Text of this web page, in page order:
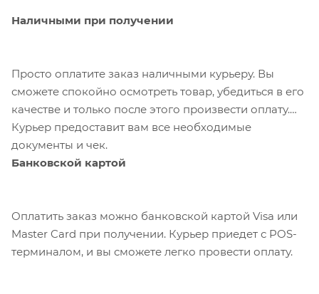
Наличными при получении
Просто оплатите заказ наличными курьеру. Вы
сможете спокойно осмотреть товар, убедиться в его
качестве и только после этого произвести оплату.
Курьер предоставит вам все необходимые
документы и чек.
Банковской картой
Оплатить заказ можно банковской картой Visa или
Master Card при получении. Курьер приедет с POS-
терминалом, и вы сможете легко провести оплату.